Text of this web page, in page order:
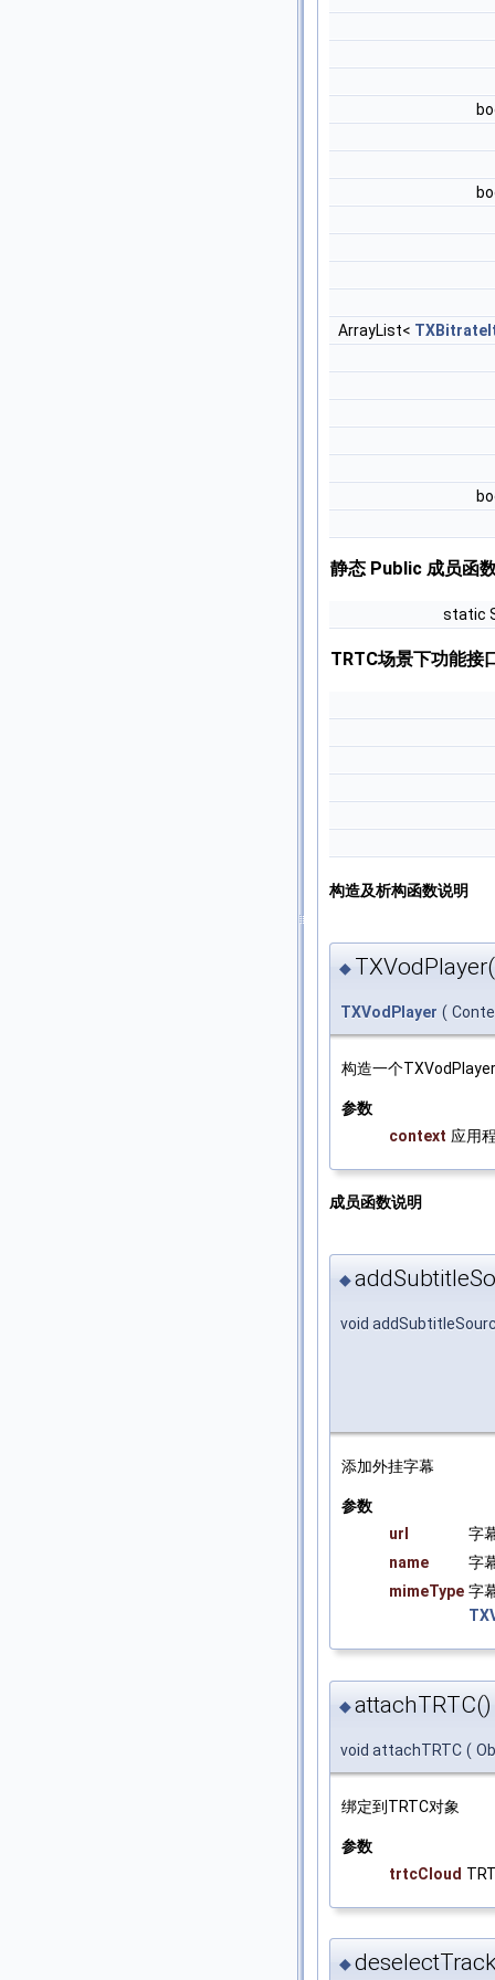
ArrayList<
静态 Public 成员函
static
TRTC场景下功能接
构造及析构函数说明
◆
TXVodPlayer (
构造一个
参数
context 应用
成员函数说明
◆
void
添加外挂字幕
参数
url
字
name
字
mimeType 字
◆attachTRTC()
void attachTRTC (
绑定到TRTC对象
参数
trtcCloud
◆